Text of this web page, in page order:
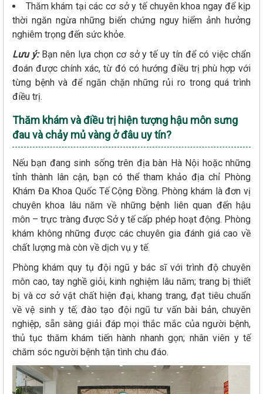
Thăm khám tại các cơ sở y tế chuyên khoa ngay để kịp
thời ngăn ngừa những biến chứng nguy hiểm ảnh hưởng
nghiêm trọng đến sức khỏe.
Lưu ý:Bạn nên lựa chọn cơ sở y tế uy tín để có việc chẩn
đoán được chính xác, từ đó có hướng điều trị phù hợp với
từng bệnh và để ngăn chặn những rủi ro trong quá trình
điều trị.
Thăm khám và điều trị hiện tượng hậu môn sưng
đau và chảy mủ vàng ở đâu uy tín?
Nếu bạn đang sinh sống trên địa bàn Hà Nội hoặc những
tỉnh thành lân cận, bạn có thể tham khảo địa chỉ Phòng
Khám Đa Khoa Quốc Tế Cộng Đồng. Phòng khám là đơn vị
chuyên khoa lâu năm về những bệnh liên quan đến hậu
môn – trực tràng được Sở y tế cấp phép hoạt động. Phòng
khám không những được các chuyên gia đánh giá cao về
chất lượng mà còn về dịch vụ y tế.
Phòng khám quy tụ đội ngũ y bác sĩ với trình độ chuyên
môn cao, tay nghề giỏi, kinh nghiệm lâu năm; trang bị thiết
bị và cơ sở vật chất hiện đại, khang trang, đạt tiêu chuẩn
về vệ sinh y tế; đào tạo đội ngũ tư vấn bài bản, chuyên
nghiệp, sẵn sàng giải đáp mọi thắc mắc của người bệnh,
thủ tục thăm khám tiến hành nhanh gọn; nhân viên y tế
chăm sóc người bệnh tận tình chu đáo.